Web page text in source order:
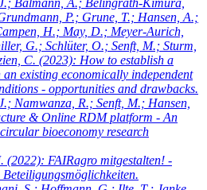
Balmann, A.; Belingrath-Kimura,
P.; Grune, T.; Hansen, A.;
H.; May, D.; Meyer-Aurich,
G.; Schlüter, O.; Senft, M.; Sturm,
C. (2023): How to establish a
existing economically independent
- opportunities and drawbacks.
Namwanza, R.; Senft, M.; Hansen,
& Online RDM platform - An
bioeconomy research
(2022): FAIRagro mitgestalten! -